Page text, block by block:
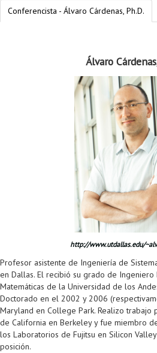
Conferencista - Álvaro Cárdenas, Ph.D.
Álvaro
http://www.utdallas.edu/
Profesor asistente de Ingeniería de
en Dallas. El recibió su grado de Ingeniero
Matemáticas de la Universidad de los
Doctorado en el 2002 y 2006
Maryland en College Park. Realizo trabajo
de California en Berkeley y fue miembro
los Laboratorios de Fujitsu en Silicon
posición.